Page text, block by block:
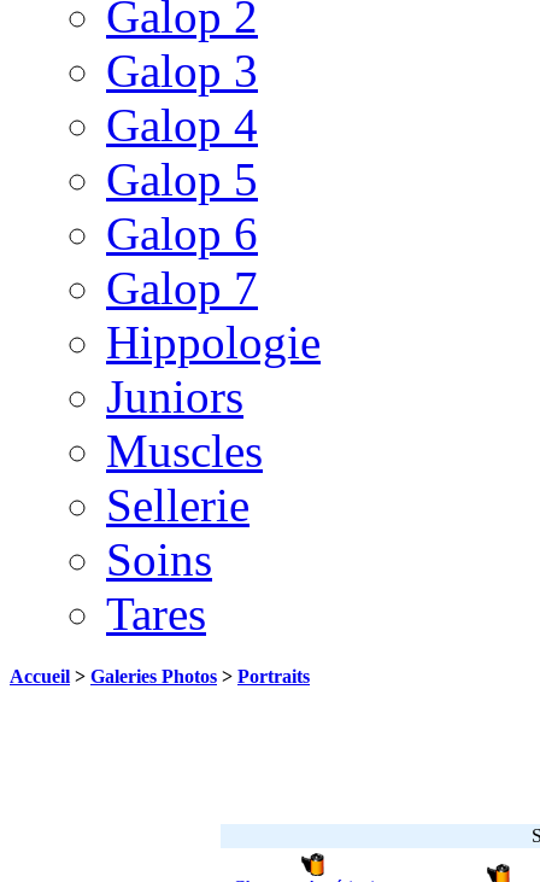
Galop 2
Galop 3
Galop 4
Galop 5
Galop 6
Galop 7
Hippologie
Juniors
Muscles
Sellerie
Soins
Tares
Accueil > Galeries Photos > Portraits